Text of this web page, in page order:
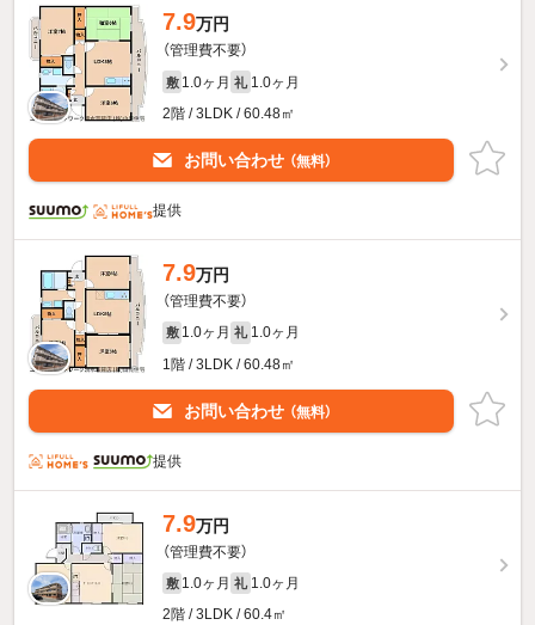
7.9万円
（管理費不要）
敷 1.0ヶ月 礼 1.0ヶ月
2階 / 3LDK / 60.48㎡
お問い合わせ （無料）
提供
7.9万円
（管理費不要）
敷 1.0ヶ月 礼 1.0ヶ月
1階 / 3LDK / 60.48㎡
お問い合わせ （無料）
提供
7.9万円
（管理費不要）
敷 1.0ヶ月 礼 1.0ヶ月
2階 / 3LDK / 60.4㎡